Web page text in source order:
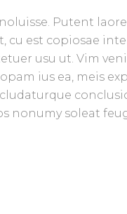
Putent
cu est copiosae
usu ut. Vim
ius ea, meis
nonumy soleat